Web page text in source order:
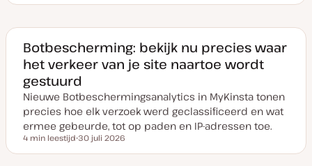
a
v
a
n
u
p
d
a
e
Botbescherming: bekijk nu precies waar
het verkeer van je site naartoe wordt
gestuurd
Nieuwe Botbeschermingsanalytics in MyKinsta tonen
precies hoe elk verzoek werd geclassificeerd en wat
ermee gebeurde, tot op paden en IP-adressen toe.
Leestijd
4 min leestijd
a
30 juli 2026